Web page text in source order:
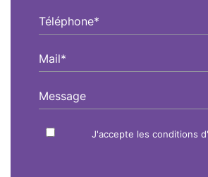
Téléphone*
Mail*
Message
J'accepte les conditions